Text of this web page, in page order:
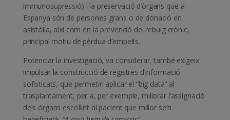
immunosupressió) i la preservació d’òrgans que a
Espanya són de persones grans o de donació en
asistòlia, així com en la prevenció del rebuig crònic,
principal motiu de pèrdua d’empelts.
Potenciar la investigació, va considerar, també exigeix
impulsar la construcció de registres d’informació
sofisticats, que permetin aplicar el “big data” al
trasplantament, per a, per exemple, millorar l’assignació
dels òrgans escollint al pacient que millor se’n